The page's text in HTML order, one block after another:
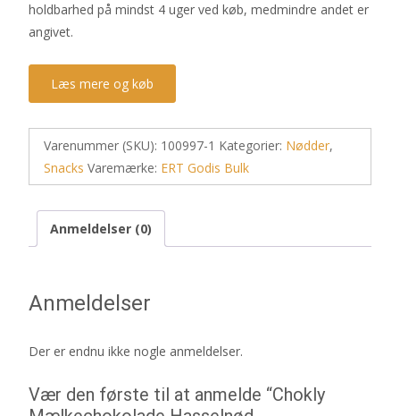
holdbarhed på mindst 4 uger ved køb, medmindre andet er
angivet.
Læs mere og køb
Varenummer (SKU): 100997-1 Kategorier: Nødder,
Snacks Varemærke: ERT Godis Bulk
Anmeldelser (0)
Anmeldelser
Der er endnu ikke nogle anmeldelser.
Vær den første til at anmelde “Chokly